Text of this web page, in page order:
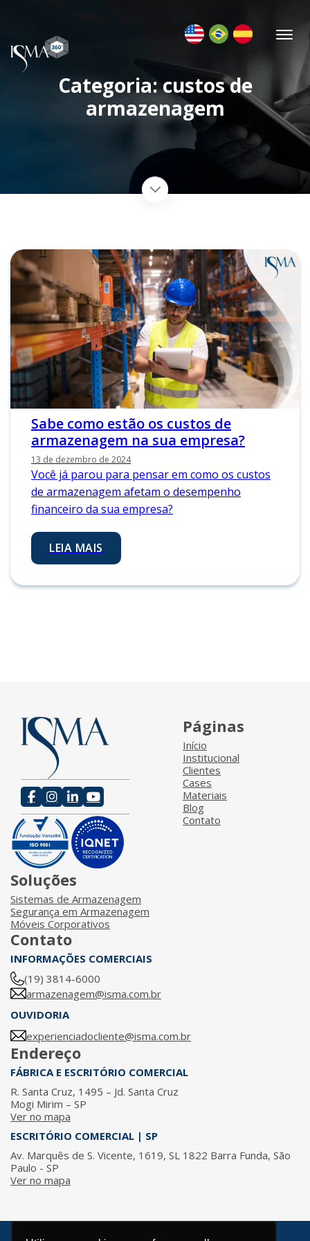
Categoria: custos de
armazenagem
Sabe como estão os custos de
armazenagem na sua empresa?
13 de dezembro de 2024
Você já parou para pensar em como os custos
de armazenagem afetam o desempenho
financeiro da sua empresa?
LEIA MAIS
Páginas
Início
Institucional
Clientes
Cases
Materiais
Blog
Contato
Soluções
Sistemas de Armazenagem
Segurança em Armazenagem
Móveis Corporativos
Contato
INFORMAÇÕES COMERCIAIS
(19) 3814-6000
armazenagem@isma.com.br
OUVIDORIA
experienciadocliente@isma.com.br
Endereço
FÁBRICA E ESCRITÓRIO COMERCIAL
R. Santa Cruz, 1495 – Jd. Santa Cruz
Mogi Mirim – SP
Ver no mapa
ESCRITÓRIO COMERCIAL | SP
Av. Marquês de S. Vicente, 1619, SL 1822 Barra Funda, São
Paulo - SP
Ver no mapa